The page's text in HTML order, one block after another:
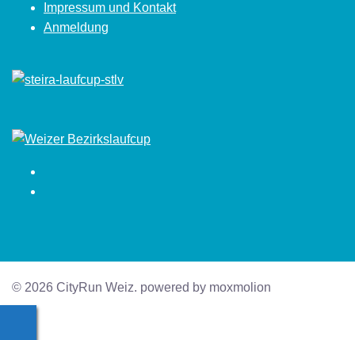
Impressum und Kontakt
Anmeldung
© 2026 CityRun Weiz. powered by moxmolion